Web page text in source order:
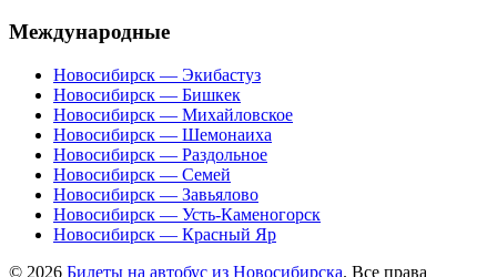
Международные
Новосибирск — Экибастуз
Новосибирск — Бишкек
Новосибирск — Михайловское
Новосибирск — Шемонаиха
Новосибирск — Раздольное
Новосибирск — Семей
Новосибирск — Завьялово
Новосибирск — Усть-Каменогорск
Новосибирск — Красный Яр
© 2026 Билеты на автобус из Новосибирска. Все права